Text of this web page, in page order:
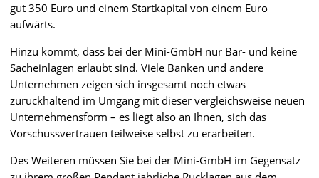
gut 350 Euro und einem Startkapital von einem Euro
aufwärts.
Hinzu kommt, dass bei der Mini-GmbH nur Bar- und keine
Sacheinlagen erlaubt sind. Viele Banken und andere
Unternehmen zeigen sich insgesamt noch etwas
zurückhaltend im Umgang mit dieser vergleichsweise neuen
Unternehmensform – es liegt also an Ihnen, sich das
Vorschussvertrauen teilweise selbst zu erarbeiten.
Des Weiteren müssen Sie bei der Mini-GmbH im Gegensatz